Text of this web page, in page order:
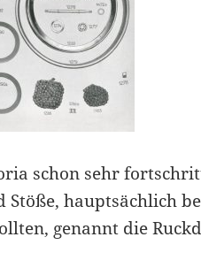
schon sehr
Stöße, hauptsächlich
genannt die